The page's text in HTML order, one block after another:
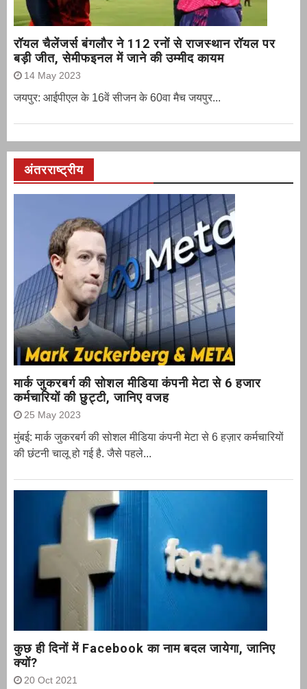
रॉयल चैलेंजर्स बंगलौर ने 112 रनों से राजस्थान रॉयल पर
बड़ी जीत, सेमीफइनल में जाने की उम्मीद कायम
14 May 2023
जयपुर: आईपीएल के 16वें सीजन के 60वा मैच जयपुर...
अंतरराष्ट्रीय
मार्क जुकरबर्ग की सोशल मीडिया कंपनी मेटा से 6 हजार
कर्मचारियों की छुट्टी, जानिए वजह
25 May 2023
मुंबई: मार्क जुकरबर्ग की सोशल मीडिया कंपनी मेटा से 6 हज़ार कर्मचारियों
की छंटनी चालू हो गई है. जैसे पहले...
कुछ ही दिनों में Facebook का नाम बदल जायेगा, जानिए
क्यों?
20 Oct 2021